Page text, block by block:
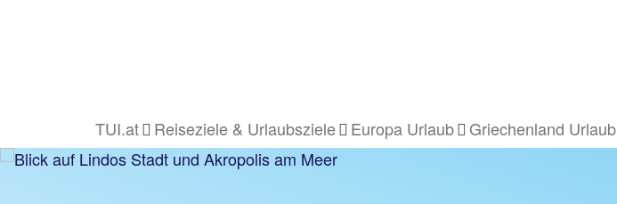
TUI.at Reiseziele & Urlaubsziele Europa Urlaub Griechenland Urlaub